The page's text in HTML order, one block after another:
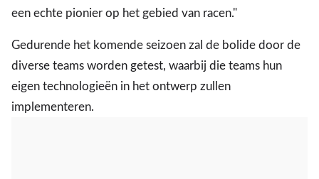
een echte pionier op het gebied van racen."
Gedurende het komende seizoen zal de bolide door de
diverse teams worden getest, waarbij die teams hun
eigen technologieën in het ontwerp zullen
implementeren.